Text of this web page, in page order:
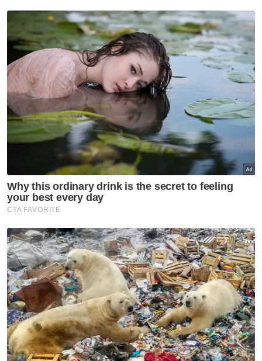
membantu meringankan beban
Orang ramai yang ingin menghulurkan
bantuan boleh menyalurkan sumbangan
ke akaun Bank Islam 06037023262380
atas nama Noriah Keria
Muat turun aplikasi Sinar Harian. Klik di sini!
Kesihatan
Tular
Artikel Disyorkan